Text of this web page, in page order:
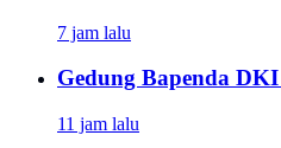
7 jam lalu
Gedung Bapenda
11 jam lalu